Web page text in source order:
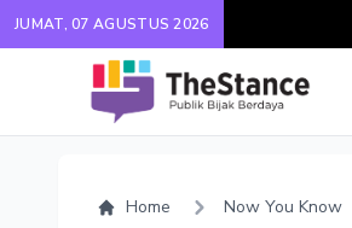
JUMAT, 07 AGUSTUS 2026
Home Now You Know